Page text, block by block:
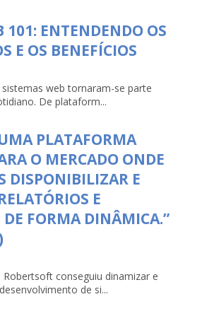
101: ENTENDENDO OS
E OS BENEFÍCIOS
web tornaram-se parte
De plataform...
PLATAFORMA
O MERCADO ONDE
DISPONIBILIZAR E
E
DE FORMA DINÂMICA.”
conseguiu dinamizar e
de si...